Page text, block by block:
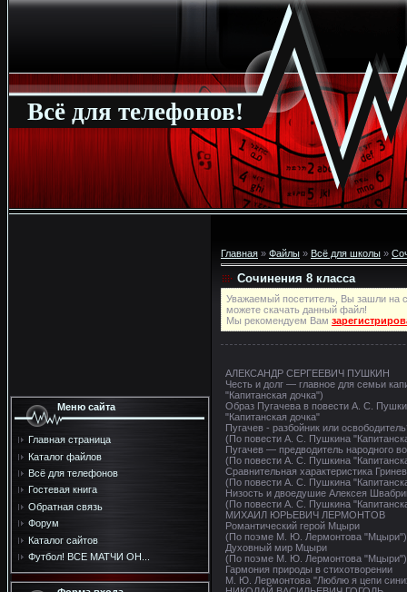
Всё для телефонов!
Меню сайта
Главная страница
Каталог файлов
Всё для телефонов
Гостевая книга
Обратная связь
Форум
Каталог сайтов
Футбол! ВСЕ МАТЧИ ОН...
Главная » Файлы » Всё для школы »
Сочинения 8 класса
Уважаемый посетитель, Вы зашли на
можете скачать данный файл!
Мы рекомендуем Вам
АЛЕКСАНДР СЕРГЕЕВИЧ ПУШКИН
Честь и долг — главное для семьи
"Капитанская дочка")
Образ Пугачева в повести А. С.
"Капитанская дочка"
Пугачев - разбойник или
(По повести А. С. Пушкина
Пугачев — предводитель народного
(По повести А. С. Пушкина
Сравнительная характеристика
(По повести А. С. Пушкина
Низость и двоедушие Алексея
(По повести А. С. Пушкина
МИХАИЛ ЮРЬЕВИЧ ЛЕРМОНТОВ
Романтический герой Мцыри
(По поэме М. Ю. Лермонтова "Мцыри")
Духовный мир Мцыри
(По поэме М. Ю. Лермонтова "Мцыри")
Гармония природы в стихотворении
М. Ю. Лермонтова "Люблю я цепи